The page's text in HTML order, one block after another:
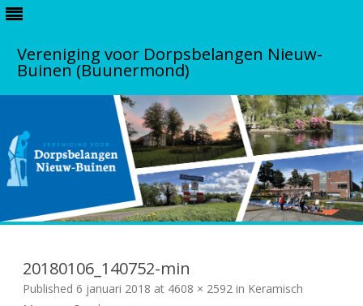
Vereniging voor Dorpsbelangen Nieuw-
Buinen (Buunermond)
p
t
o
20180106_140752-min
Published 6 januari 2018 at 4608 × 2592 in Keramisch